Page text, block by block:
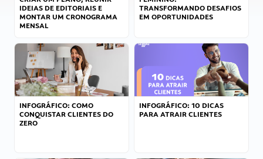
IDEIAS DE EDITORIAIS E
MONTAR UM CRONOGRAMA
MENSAL
TRANSFORMANDO DESAFIOS
EM OPORTUNIDADES
INFOGRÁFICO: COMO
CONQUISTAR CLIENTES DO
ZERO
INFOGRÁFICO: 10 DICAS
PARA ATRAIR CLIENTES